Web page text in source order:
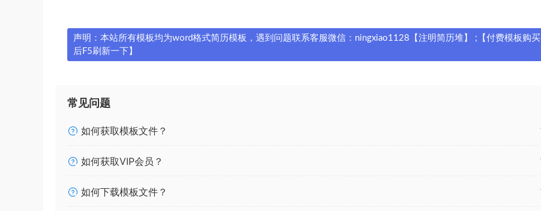
声明：本站所有模板均为word格式简历模板，遇到问题联系客服微信：ningxiao1128【注明简历堆】 ;【付费模板购买
后F5刷新一下】
常见问题
如何获取模板文件？
如何获取VIP会员？
如何下载模板文件？